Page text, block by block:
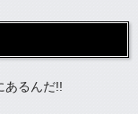
あるんだ!!